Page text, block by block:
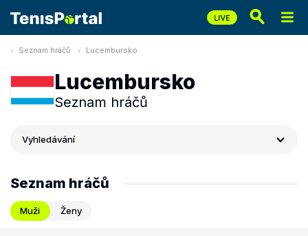
Seznam hráčů Lucembursko
Lucembursko
Seznam hráčů
Vyhledávání
Seznam hráčů
Muži Ženy